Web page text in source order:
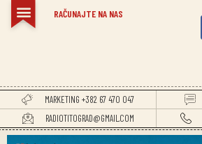
RAČUNAJTE NA NAS
MARKETING +382 67 470 047
RADIOTITOGRAD@GMAIL.COM